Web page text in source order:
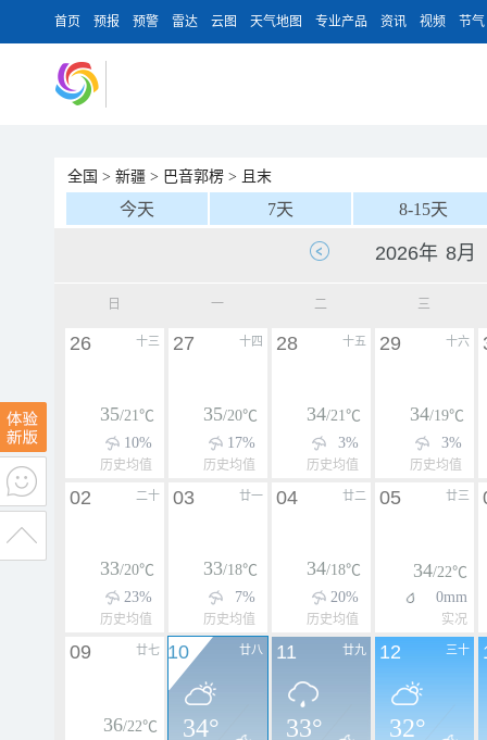
首页 预报 预警 雷达 云图 天气地图 专业产品 资讯 视频 节气
全国 > 新疆 > 巴音郭楞 > 且末
今天 7天 8-15天
日 一 二 三
十三
26
35/21℃
10%
历史均值
十四
27
35/20℃
17%
历史均值
十五
28
34/21℃
3%
历史均值
十六
29
34/19℃
3%
历史均值
二十
02
33/20℃
23%
历史均值
廿一
03
33/18℃
7%
历史均值
廿二
04
34/18℃
20%
历史均值
廿三
05
34/22℃
0mm
实况
廿七
09
36/22℃
廿八
10
34°
廿九
11
33°
三十
12
32°